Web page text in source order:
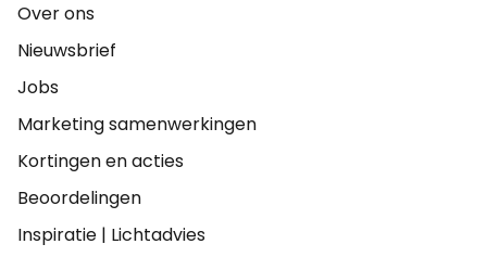
Over ons
Nieuwsbrief
Jobs
Marketing samenwerkingen
Kortingen en acties
Beoordelingen
Inspiratie | Lichtadvies